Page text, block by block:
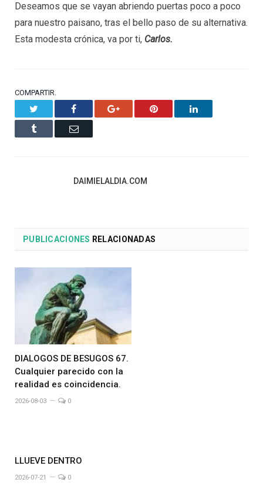
Deseamos que se vayan abriendo puertas poco a poco
para nuestro paisano, tras el bello paso de su alternativa.
Esta modesta crónica, va por ti, Carlos.
COMPARTIR.
Facebook Google+ Pinterest LinkedIn
Tumblr Email
DAIMIELALDIA.COM
PUBLICACIONES RELACIONADAS
DIALOGOS DE BESUGOS 67.
Cualquier parecido con la
realidad es coincidencia.
2026-08-03 0
LLUEVE DENTRO
2026-07-21 0